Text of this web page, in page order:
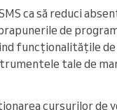
ca să reduci
de
funcționalitățile
tale de
cursurilor de